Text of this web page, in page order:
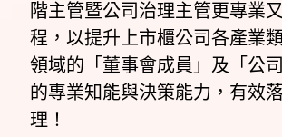
階主管暨公司治理主管更專業
程，以提升上市櫃公司各產業
領域的「董事會成員」及「公司
的專業知能與決策能力，有效
理！